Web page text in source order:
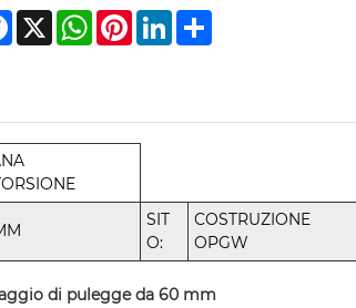
Facebook
X WhatsApp
PinterestLinkedInShare
SIT
O:
COSTRUZIONE
OPGW
di pulegge da 60 mm